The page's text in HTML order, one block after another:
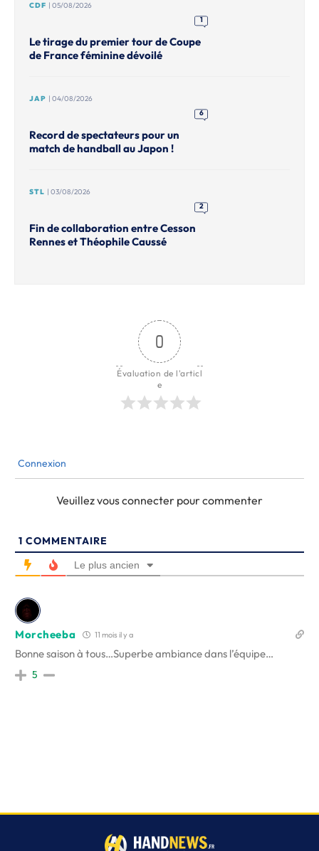
CDF | 05/08/2026
1
Le tirage du premier tour de Coupe
de France féminine dévoilé
JAP | 04/08/2026
6
Record de spectateurs pour un
match de handball au Japon !
STL | 03/08/2026
2
Fin de collaboration entre Cesson
Rennes et Théophile Caussé
0
Évaluation de l'articl
e
Connexion
Veuillez vous connecter pour commenter
1 COMMENTAIRE
Le plus ancien
Morcheeba 11 mois il y a
Bonne saison à tous…Superbe ambiance dans l’équipe…
5